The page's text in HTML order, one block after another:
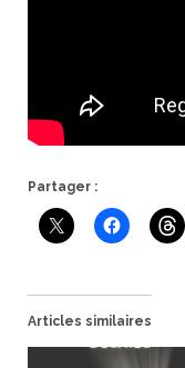
Partager :
Articles similaires